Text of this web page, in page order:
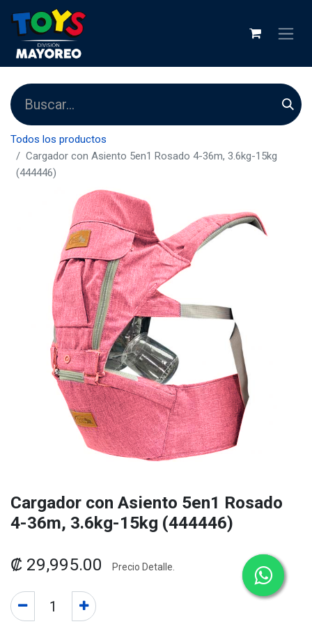
Todos los productos
Cargador con Asiento 5en1 Rosado 4-36m, 3.6kg-15kg
(444446)
Cargador con Asiento 5en1 Rosado
4-36m, 3.6kg-15kg (444446)
₡ 29,995.00 Precio Detalle.